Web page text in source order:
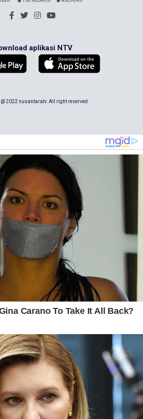
aplikasi NTV
2022 nusantaratv. All right reserved